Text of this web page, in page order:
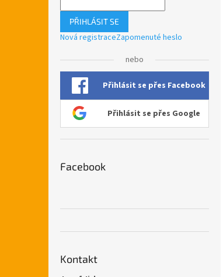
PŘIHLÁSIT SE
Nová registraceZapomenuté heslo
nebo
Přihlásit se přes Facebook
Přihlásit se přes Google
Facebook
Kontakt